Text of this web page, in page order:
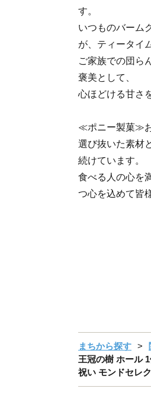
す。
いつものバーム
が、ティータイ
ご家族での団ら
褒美として、
心ほどける甘さ
≪ポニー製菓≫
選び抜いた素材
続けています。
食べる人の心を
つ心を込めて皆
まちから探す
王冠の樹 ホール
祝い モンドセレ